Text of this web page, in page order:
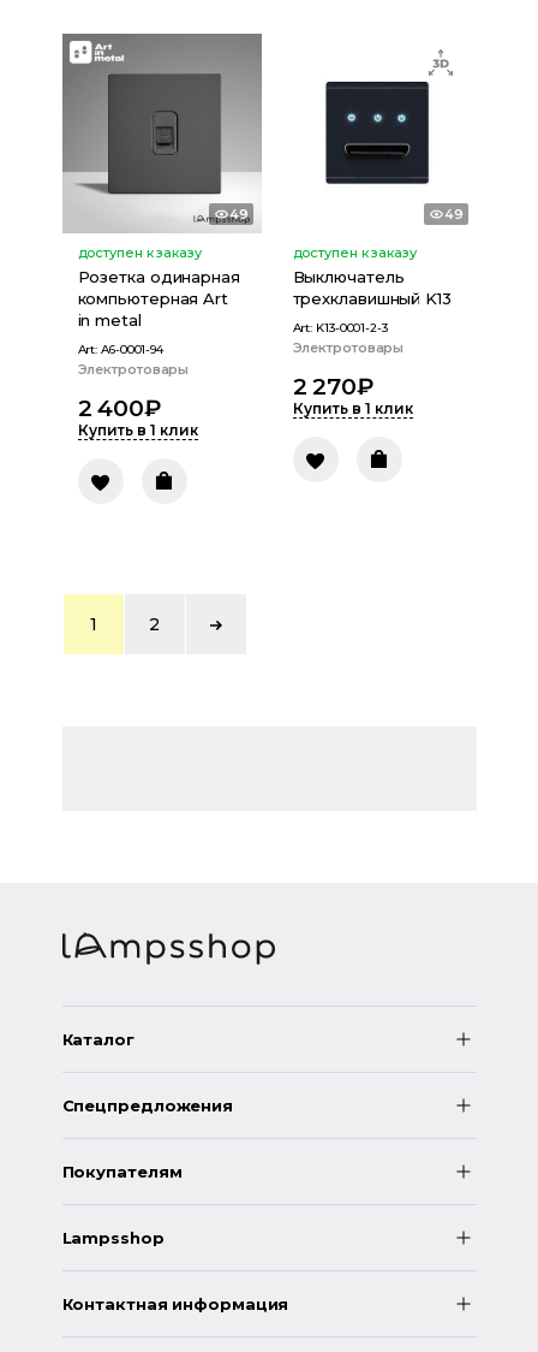
49
доступен к заказу
Розетка одинарная
компьютерная Art
in metal
Art: A6-0001-94
Электротовары
2 400₽
Купить в 1 клик
49
доступен к заказу
Выключатель
трехклавишный K13
Art: K13-0001-2-3
Электротовары
2 270₽
Купить в 1 клик
1 2
Каталог
Спецпредложения
Покупателям
Lampsshop
Контактная информация